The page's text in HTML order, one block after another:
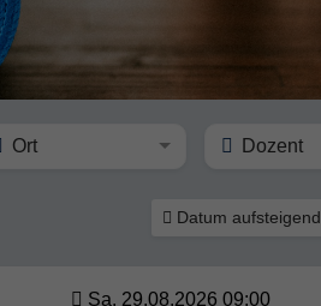
Ort Dozent
Datum aufsteigend
Sa. 29.08.2026 09:00